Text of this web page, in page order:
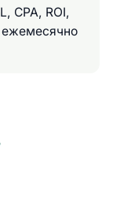
CPA, ROI,
ежемесячно